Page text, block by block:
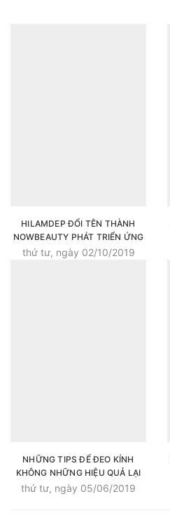
HILAMDEP ĐỔI TÊN THÀNH
NOWBEAUTY PHÁT TRIỂN ỨNG
DỤNG ĐẶT CHỖ LÀM ĐẸP
thứ tư, ngày 02/10/2019
NHỮNG TIPS ĐỂ ĐEO KÍNH
KHÔNG NHỮNG HIỆU QUẢ LẠI
CÒN THỜI TRANG
thứ tư, ngày 05/06/2019